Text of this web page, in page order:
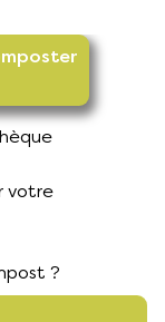
votre
?